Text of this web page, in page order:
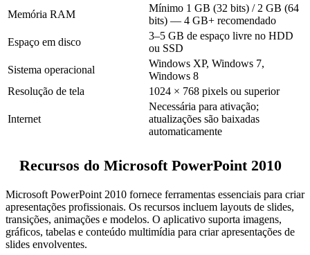
Memória RAM
Mínimo 1 GB (32 bits) / 2 GB (64
bits) — 4 GB+ recomendado
Espaço em disco
3–5 GB de espaço livre no HDD
ou SSD
Sistema operacional
Windows XP, Windows 7,
Windows 8
Resolução de tela
1024 × 768 pixels ou superior
Internet
Necessária para ativação;
atualizações são baixadas
automaticamente
Recursos do Microsoft PowerPoint 2010
Microsoft PowerPoint 2010 fornece ferramentas essenciais para criar
apresentações profissionais. Os recursos incluem layouts de slides,
transições, animações e modelos. O aplicativo suporta imagens,
gráficos, tabelas e conteúdo multimídia para criar apresentações de
slides envolventes.